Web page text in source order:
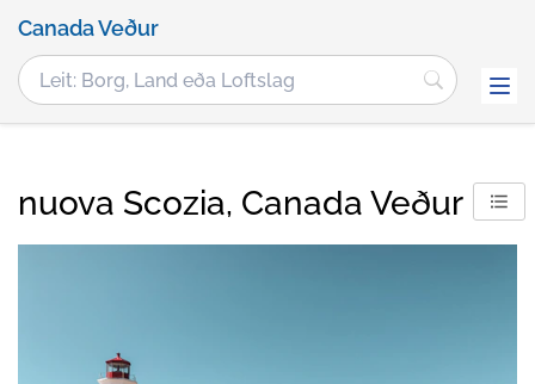
Canada Veður
nuova Scozia, Canada Veður